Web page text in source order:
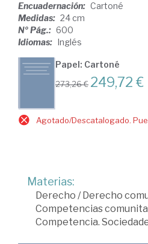
Encuadernación: Cartoné
Medidas: 24 cm
Nº Pág.: 600
Idiomas: Inglés
Papel: Cartoné
273,26 € 249,72 €
Agotado/Descatalogado.
Materias:
Derecho / Derecho
Competencias
Competencia.